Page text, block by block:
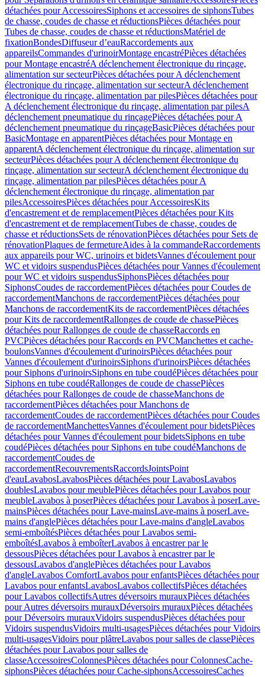
détachées pour AccessoiresSiphons et accessoires de siphonsTubes
de chasse, coudes de chasse et réductionsPièces détachées pour
Tubes de chasse, coudes de chasse et réductionsMatériel de
fixationBondesDiffuseur d’eauRaccordements aux
appareilsCommandes d'urinoirMontage encastréPièces détachées
pour Montage encastréA déclenchement électronique du rinçage,
alimentation sur secteurPièces détachées pour A déclenchement
électronique du rinçage, alimentation sur secteurA déclenchement
électronique du rinçage, alimentation par pilesPièces détachées pour
A déclenchement électronique du rinçage, alimentation par pilesA
déclenchement pneumatique du rinçagePièces détachées pour A
déclenchement pneumatique du rinçageBasicPièces détachées pour
BasicMontage en apparentPièces détachées pour Montage en
apparentA déclenchement électronique du rinçage, alimentation sur
secteurPièces détachées pour A déclenchement électronique du
rinçage, alimentation sur secteurA déclenchement électronique du
rinçage, alimentation par pilesPièces détachées pour A
déclenchement électronique du rinçage, alimentation par
pilesAccessoiresPièces détachées pour AccessoiresKits
d'encastrement et de remplacementPièces détachées pour Kits
d'encastrement et de remplacementTubes de chasse, coudes de
chasse et réductionsSets de rénovationPièces détachées pour Sets de
rénovationPlaques de fermetureAides à la commandeRaccordements
aux appareils pour WC, urinoirs et bidetsVannes d'écoulement pour
WC et vidoirs suspendusPièces détachées pour Vannes d'écoulement
pour WC et vidoirs suspendusSiphonsPièces détachées pour
SiphonsCoudes de raccordementPièces détachées pour Coudes de
raccordementManchons de raccordementPièces détachées pour
Manchons de raccordementKits de raccordementPièces détachées
pour Kits de raccordementRallonges de coude de chassePièces
détachées pour Rallonges de coude de chasseRaccords en
PVCPièces détachées pour Raccords en PVCManchettes et cache-
boulonsVannes d'écoulement d'urinoirsPièces détachées pour
Vannes d'écoulement d'urinoirsSiphons d'urinoirsPièces détachées
pour Siphons d'urinoirsSiphons en tube coudéPièces détachées pour
Siphons en tube coudéRallonges de coude de chassePièces
détachées pour Rallonges de coude de chasseManchons de
raccordementPièces détachées pour Manchons de
raccordementCoudes de raccordementPièces détachées pour Coudes
de raccordementManchettesVannes d'écoulement pour bidetsPièces
détachées pour Vannes d'écoulement pour bidetsSiphons en tube
coudéPièces détachées pour Siphons en tube coudéManchons de
raccordementCoudes de
raccordementRecouvrementsRaccordsJointsPoint
d'eauLavabosLavabosPièces détachées pour LavabosLavabos
doublesLavabos pour meublePièces détachées pour Lavabos pour
meubleLavabos à poserPièces détachées pour Lavabos à poserLave-
mainsPièces détachées pour Lave-mainsLave-mains à poserLave-
mains d'anglePièces détachées pour Lave-mains d'angleLavabos
semi-emboîtésPièces détachées pour Lavabos semi-
emboîtésLavabos à emboîterLavabos à encastrer par le
dessousPièces détachées pour Lavabos à encastrer par le
dessousLavabos d'anglePièces détachées pour Lavabos
d'angleLavabos ComfortLavabos pour enfantsPièces détachées pour
Lavabos pour enfantsLavabosLavabos collectifsPièces détachées
pour Lavabos collectifsAutres déversoirs murauxPièces détachées
pour Autres déversoirs murauxDéversoirs murauxPièces détachées
pour Déversoirs murauxVidoirs suspendusPièces détachées pour
Vidoirs suspendusVidoirs multi-usagesPièces détachées pour Vidoirs
multi-usagesVidoirs pour plâtreLavabos pour salles de classePièces
détachées pour Lavabos pour salles de
classeAccessoiresColonnesPièces détachées pour ColonnesCache-
siphonsPièces détachées pour Cache-siphonsAccessoiresCaches